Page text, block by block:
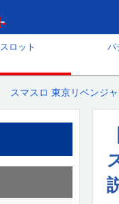
スロット パ
スマスロ 東京リベンジ